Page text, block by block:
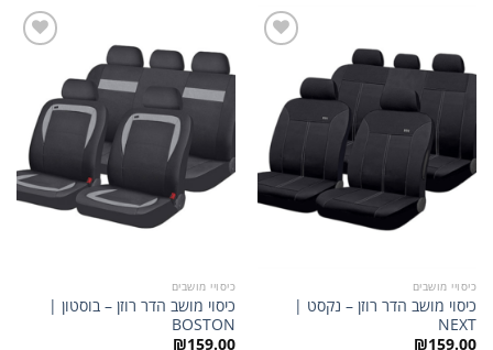
כיסויי מושבים
כיסוי מושב הדר רוזן – נקסט |
NEXT
₪159.00
כיסויי מושבים
כיסוי מושב הדר רוזן – בוסטון |
BOSTON
₪159.00